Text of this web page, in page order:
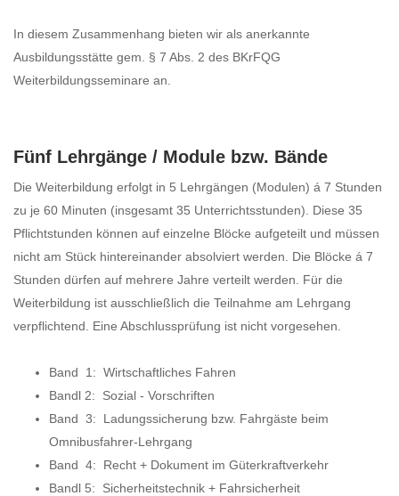
In diesem Zusammenhang bieten wir als anerkannte
Ausbildungsstätte gem. § 7 Abs. 2 des BKrFQG
Weiterbildungsseminare an.
Fünf Lehrgänge / Module bzw. Bände
Die Weiterbildung erfolgt in 5 Lehrgängen (Modulen) á 7 Stunden
zu je 60 Minuten (insgesamt 35 Unterrichtsstunden). Diese 35
Pflichtstunden können auf einzelne Blöcke aufgeteilt und müssen
nicht am Stück hintereinander absolviert werden. Die Blöcke á 7
Stunden dürfen auf mehrere Jahre verteilt werden. Für die
Weiterbildung ist ausschließlich die Teilnahme am Lehrgang
verpflichtend. Eine Abschlussprüfung ist nicht vorgesehen.
Band 1: Wirtschaftliches Fahren
Bandl 2: Sozial - Vorschriften
Band 3: Ladungssicherung bzw. Fahrgäste beim
Omnibusfahrer-Lehrgang
Band 4: Recht + Dokument im Güterkraftverkehr
Bandl 5: Sicherheitstechnik + Fahrsicherheit